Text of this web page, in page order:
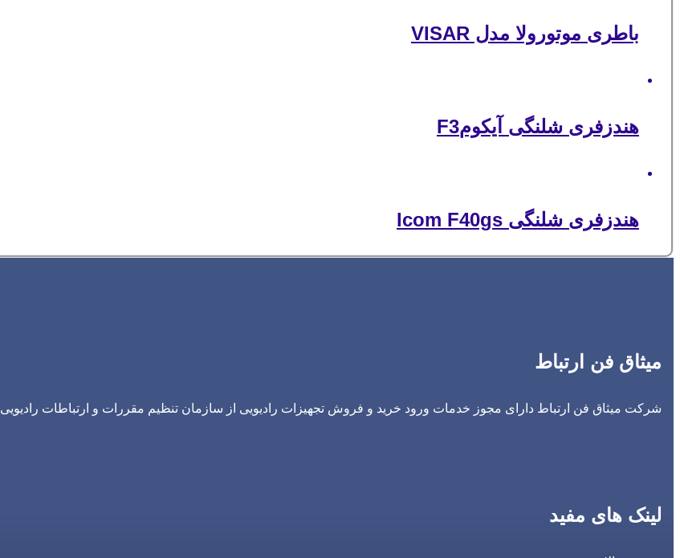
باطری موتورولا مدل VISAR
هندزفری شلنگی آیکومF3
هندزفری شلنگی Icom F40gs
میثاق فن ارتباط
شرکت میثاق فن ارتباط دارای مجوز خدمات ورود خرید و فروش تجهیزات رادیویی از سازمان تنظیم مقررات و ارتباطات رادیویی
لینک های مفید